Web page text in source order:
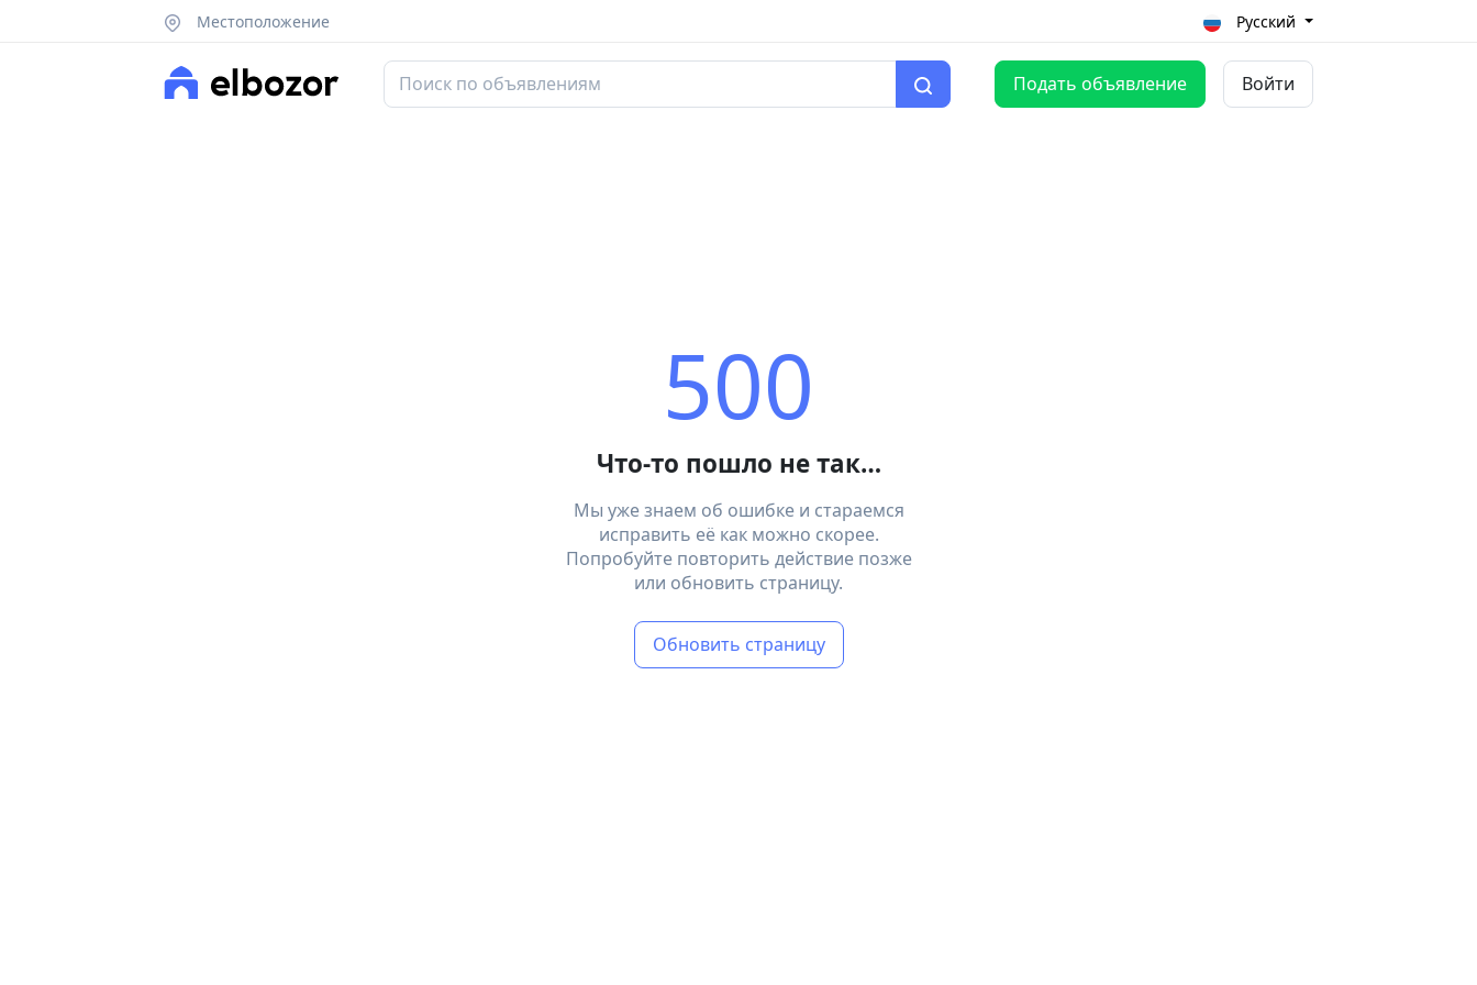
Местоположение Русский
Подать объявление Войти
500
Что-то пошло не так…
Мы уже знаем об ошибке и стараемся
исправить её как можно скорее.
Попробуйте повторить действие позже
или обновить страницу.
Обновить страницу